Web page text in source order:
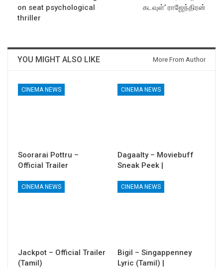
on seat psychological
thriller
கடவுள்’ ராஜேந்திரன்
YOU MIGHT ALSO LIKE More From Author
CINEMA NEWS
Soorarai Pottru –
Official Trailer
CINEMA NEWS
Dagaalty – Moviebuff
Sneak Peek |
CINEMA NEWS
Jackpot – Official Trailer
(Tamil)
CINEMA NEWS
Bigil – Singappenney
Lyric (Tamil) |